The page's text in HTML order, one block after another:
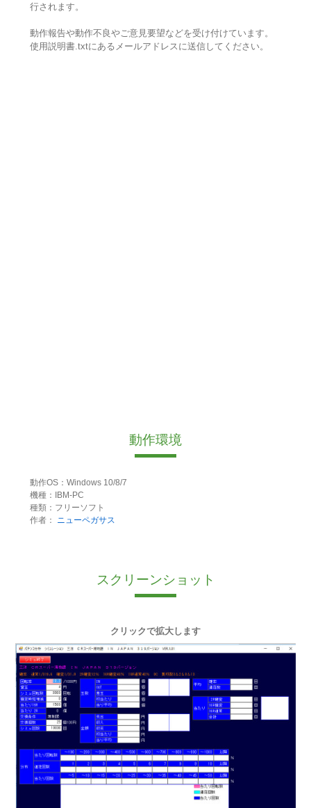
行されます。
動作報告や動作不良やご意見要望などを受け付けています。
使用説明書.txtにあるメールアドレスに送信してください。
動作環境
動作OS：Windows 10/8/7
機種：IBM-PC
種類：フリーソフト
作者：
ニューペガサス
スクリーンショット
クリックで拡大します